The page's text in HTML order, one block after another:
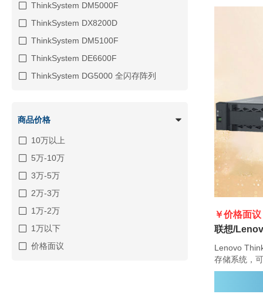
ThinkSystem DM5000F
ThinkSystem DX8200D
ThinkSystem DM5100F
ThinkSystem DE6600F
ThinkSystem DG5000 全闪存阵列
商品价格
10万以上
5万-10万
3万-5万
2万-3万
1万-2万
1万以下
价格面议
￥价格面议
Lenovo
存储系统，
供性能、简